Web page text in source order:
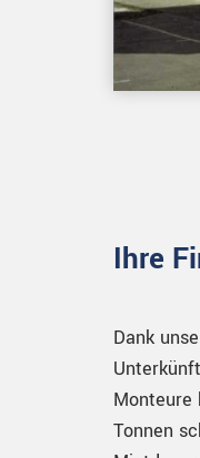
Ihre
Dank
Monteure
Tonnen